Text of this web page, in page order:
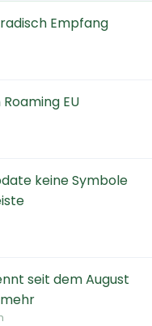
Empfang
EU
keine Symbole
seit dem August